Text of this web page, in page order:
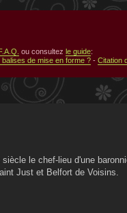
ou consultez le guide:
de mise en forme ? - Citation
le chef-lieu d'une
Just et Belfort de Voisins.